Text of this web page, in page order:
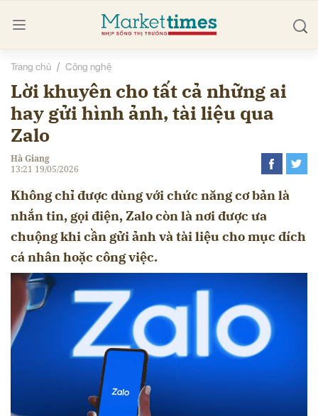
Trang chủ Công nghệ
Lời khuyên cho tất cả những ai
hay gửi hình ảnh, tài liệu qua
Zalo
Hà Giang
13:21 19/05/2026
Không chỉ được dùng với chức năng cơ bản là
nhắn tin, gọi điện, Zalo còn là nơi được ưa
chuộng khi cần gửi ảnh và tài liệu cho mục đích
cá nhân hoặc công việc.
luận
Hủy